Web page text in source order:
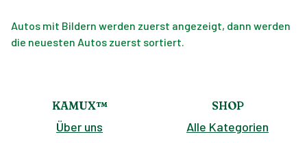
Autos mit Bildern werden zuerst angezeigt, dann werden
die neuesten Autos zuerst sortiert.
KAMUX™
Über uns
SHOP
Alle Kategorien